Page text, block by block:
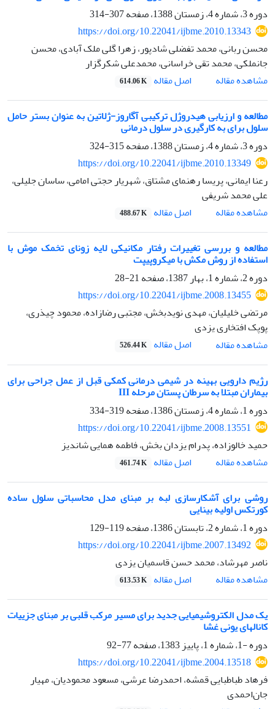
دوره 3، شماره 4، زمستان 1388، صفحه
307-314
https://doi.org/10.22041/ijbme.2010.13343
محسن ربانی، محمد تفضلی شادپور، زهرا گلی ملک آبادی، محسن
جانملکی، محمد تقی خراسانی، محمدعلی شکرگزار
مشاهده مقاله
اصل مقاله 614.06 K
مطالعه و ارزیابی هیدروژل ترکیبی آگاروز-ژلاتین به عنوان بستر حامل
سلول برای به کارگیری در سلول درمانی
دوره 3، شماره 4، زمستان 1388، صفحه
315-324
https://doi.org/10.22041/ijbme.2010.13349
رعنا ایمانی، پریسا رهنمای مشتاق، شهریار حجتی امامی، ساسان جلیلی،
علی محمد شریفی
مشاهده مقاله
اصل مقاله 488.67 K
مطالعه و بررسی تغییرات رفتار مکانیکی لایه زونای تخمک موش با
استفاده از روش مکش با میکروپیپت
دوره 2، شماره 1، بهار 1387، صفحه
21-28
https://doi.org/10.22041/ijbme.2008.13455
مرتضی خلیلیان، مهدی نویدبخش، مجتبی رضازاده، محمود چیذری،
پوپک افتخاری یزدی
مشاهده مقاله
اصل مقاله 526.44 K
رژیم دارویی بهینه در شیمی درمانی کمکی قبل از عمل جراحی برای
بیماران مبتلا به سرطان پستان مرحله III
دوره 1، شماره 4، زمستان 1386، صفحه
319-334
https://doi.org/10.22041/ijbme.2008.13551
حمید خالوزاده، پدرام یزدان بخش، فاطمه همایی شاندیز
مشاهده مقاله
اصل مقاله 461.74 K
روشی برای آشکارسازی لبه بر مبنای مدل محاسباتی سلول ساده
کورتکس اولیه بینایی
دوره 1، شماره 2، تابستان 1386، صفحه
119-129
https://doi.org/10.22041/ijbme.2007.13492
ناصر مهرشاد، محمد حسن قاسمیان یزدی
مشاهده مقاله
اصل مقاله 613.53 K
یک مدل الکتروشیمیایی جدید برای مسیر مرکب قلبی بر مبنای جزییات
کانالهای یونی غشا
دوره -1، شماره 1، پاییز 1383، صفحه
77-92
https://doi.org/10.22041/ijbme.2004.13518
فرهاد طباطبایی قمشه، احمدرضا عرشی، مسعود محمودیان، مهیار
جان‌احمدی